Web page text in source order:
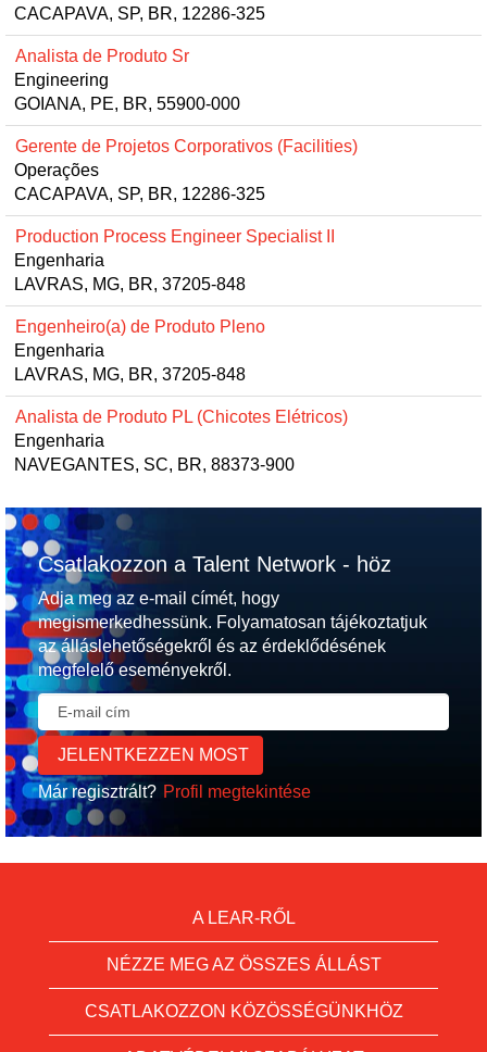
CACAPAVA, SP, BR, 12286-325
Analista de Produto Sr
Engineering
GOIANA, PE, BR, 55900-000
Gerente de Projetos Corporativos (Facilities)
Operações
CACAPAVA, SP, BR, 12286-325
Production Process Engineer Specialist II
Engenharia
LAVRAS, MG, BR, 37205-848
Engenheiro(a) de Produto Pleno
Engenharia
LAVRAS, MG, BR, 37205-848
Analista de Produto PL (Chicotes Elétricos)
Engenharia
NAVEGANTES, SC, BR, 88373-900
Csatlakozzon a Talent Network - höz
Adja meg az e-mail címét, hogy
megismerkedhessünk. Folyamatosan tájékoztatjuk
az álláslehetőségekről és az érdeklődésének
megfelelő eseményekről.
Már regisztrált? Profil megtekintése
A LEAR-RŐL
NÉZZE MEG AZ ÖSSZES ÁLLÁST
CSATLAKOZZON KÖZÖSSÉGÜNKHÖZ